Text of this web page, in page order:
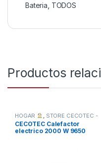
Bateria TODOS
Productos
HOGAR
STORE CECOTEC -
DISTRIBUIDOR OFICIAL
TODOS
CECOTEC Calefactor
electrico 2000 W 9650